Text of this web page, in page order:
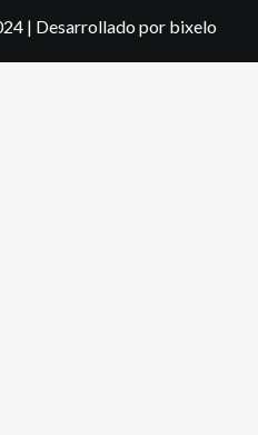
| Desarrollado por bixelo